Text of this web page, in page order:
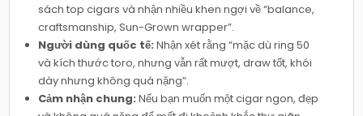
sách top cigars và nhận nhiều khen ngợi về “balance,
craftsmanship, Sun-Grown wrapper”.
Người dùng quốc tế: Nhận xét rằng “mặc dù ring 50
và kích thước toro, nhưng vẫn rất mượt, draw tốt, khói
dày nhưng không quá nặng”.
Cảm nhận chung: Nếu bạn muốn một cigar ngon, đẹp